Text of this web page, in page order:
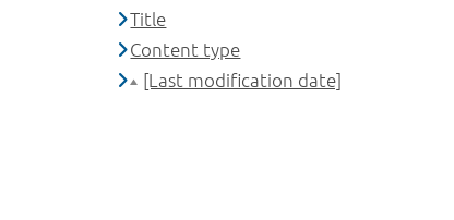
Title
Content type
[Last modification date]